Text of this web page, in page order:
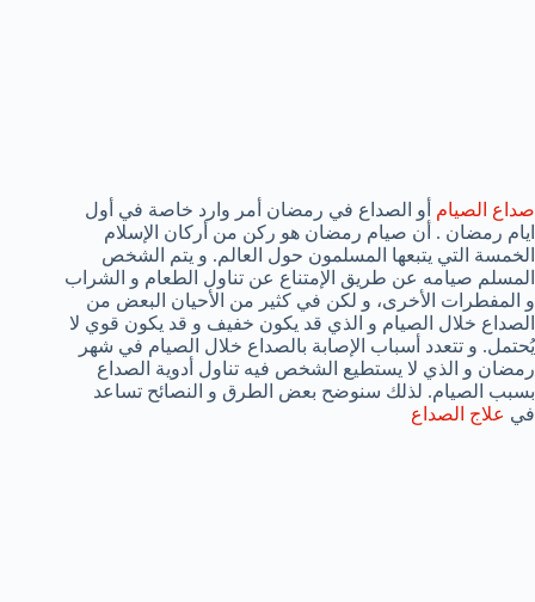
صداع الصيام أو الصداع في رمضان أمر وارد خاصة في أول
ايام رمضان . أن صيام رمضان هو ركن من أركان الإسلام
الخمسة التي يتبعها المسلمون حول العالم. و يتم الشخص
المسلم صيامه عن طريق الإمتناع عن تناول الطعام و الشراب
و المفطرات الأخرى، و لكن في كثير من الأحيان البعض من
الصداع خلال الصيام و الذي قد يكون خفيف و قد يكون قوي لا
يُحتمل. و تتعدد أسباب الإصابة بالصداع خلال الصيام في شهر
رمضان و الذي لا يستطيع الشخص فيه تناول أدوية الصداع
بسبب الصيام. لذلك سنوضح بعض الطرق و النصائح تساعد
في علاج الصداع